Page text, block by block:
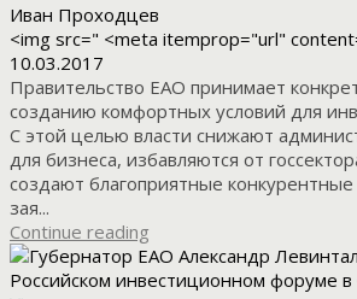
Иван Проходцев
<img src=" <meta itemprop="url"
10.03.2017
Правительство ЕАО принимает
созданию комфортных условий для
С этой целью власти снижают
для бизнеса, избавляются от
создают благоприятные конкурентные
зая...
Continue reading